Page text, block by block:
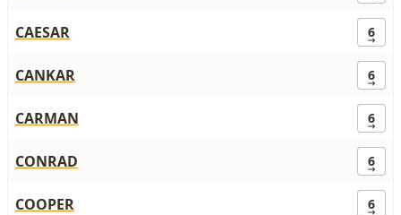
CAESAR 6
CANKAR 6
CARMAN 6
CONRAD 6
COOPER 6